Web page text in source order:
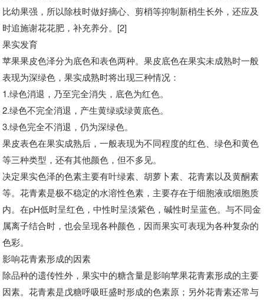
比幼果强，所以除枝时做好摘心、剪梢等抑制新梢生长外，还应及
时追施谢花花肥，补充养分。[2]
果实发育
苹果果皮色泽分为底色和表色两种。果皮底色在果实未成熟时一般
表现为深绿色，果实成熟时将出现三种情况：
1.绿色消退，乃至完全消失，底色为红色。
2.绿色不完全消退，产生黄绿或绿黄底色。
3.绿色完全不消退，仍为深绿色。
果皮表色在果实成熟后，一般表现为不同程度的红色、绿色和黄色
等三种类型，还有其他颜色，但不多见。
决定果实色泽的色素主要有叶绿素、胡萝卜素、花青素以及黄酮素
等。花青素是极不稳定的水溶性色素，主要存在于细胞液或细胞质
内。在pH低时呈红色，中性时呈淡紫色，碱性时呈蓝色。与不同金
属离子结合时，也会呈现各种颜色，因而果实可表现为各种复杂的
色彩。
影响花青素形成的因素
除品种的遗传性外，果实中的糖含量是影响苹果花青素形成的主要
因素。花青素是戊糖呼吸旺盛时形成的色素原；另外花青素还常与